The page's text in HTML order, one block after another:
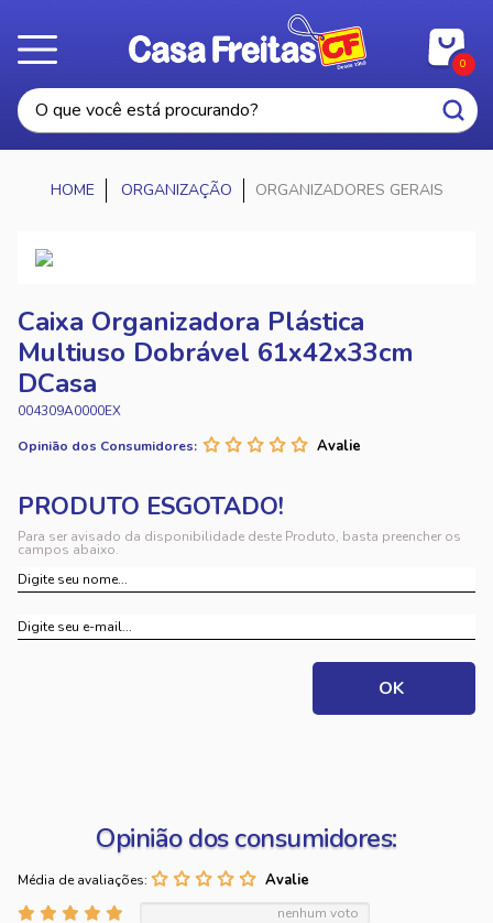
0
ORGANIZAÇÃO ORGANIZADORES GERAIS
Caixa Organizadora Plástica
Multiuso Dobrável 61x42x33cm
DCasa
004309A0000EX
Opinião dos Consumidores:
Para ser avisado da disponibilidade deste Produto, basta preencher os
campos abaixo.
Opinião dos consumidores:
Média de avaliações:
nenhum voto